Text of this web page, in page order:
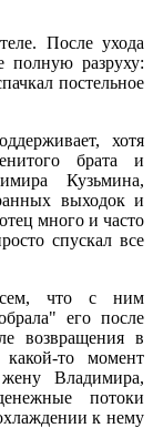
После ухода
полную разруху:
постельное
хотя
брата и
Кузьмина,
выходок и
много и часто
спускал все
что с ним
его после
возвращения в
то момент
Владимира,
потоки
к нему